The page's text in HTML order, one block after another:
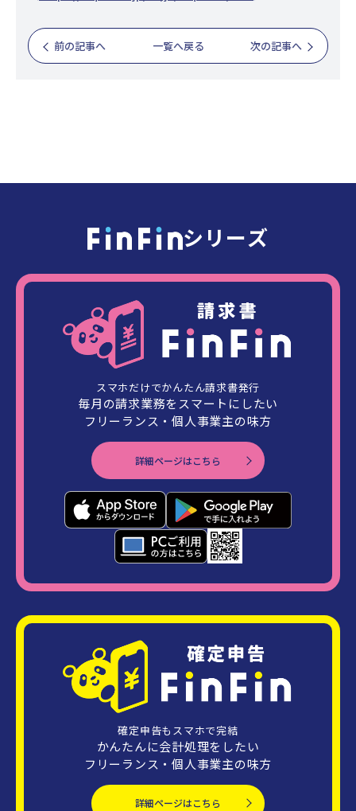
前の記事へ 一覧へ戻る 次の記事へ
シリーズ
スマホだけでかんたん請求書発行
毎月の請求業務をスマートにしたい
フリーランス・個人事業主の味方
詳細ページはこちら
確定申告もスマホで完結
かんたんに会計処理をしたい
フリーランス・個人事業主の味方
詳細ページはこちら